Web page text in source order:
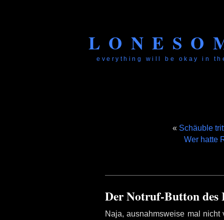
everything will be okay in
« Schäuble
Wer hatte
Der Notruf-Button
Naja, ausnahmsweise mal nicht